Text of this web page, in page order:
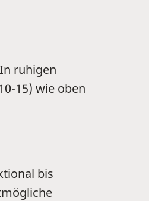
ruhigen
15) wie oben
bis